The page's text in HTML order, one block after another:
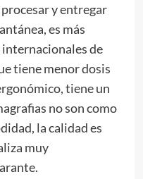
y entregar
es más
internacionales de
tiene menor dosis
tiene un
no son como
la calidad es
muy